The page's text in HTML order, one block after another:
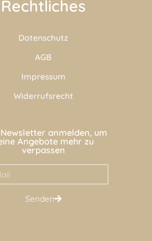
Rechtliches
Datenschutz
AGB
Impressum
Widerrufsrecht
anmelden, um
Angebote mehr zu
verpassen
Senden